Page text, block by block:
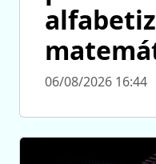
06/08/2026 16:44